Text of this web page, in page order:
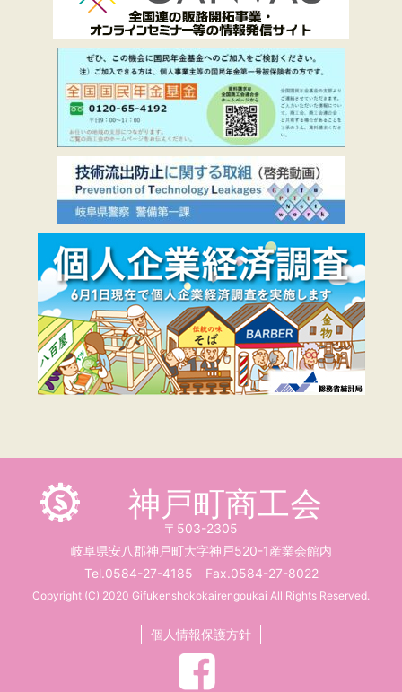
神戸町商工会
〒503-2305
岐阜県安八郡神戸町大字神戸520-1産業会館内
Tel.0584-27-4185 Fax.0584-27-8022
Copyright (C) 2020 Gifukenshokokairengoukai All Rights Reserved.
個人情報保護方針